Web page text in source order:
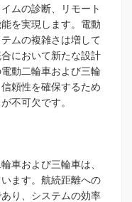
ムの診断、リモート
を実現します。電動
ムの複雑さは増して
において新たな設計
動二輪車および三輪
頼性を確保するため
不可欠です。
車および三輪車は、
ます。航続距離への
り、システムの効率